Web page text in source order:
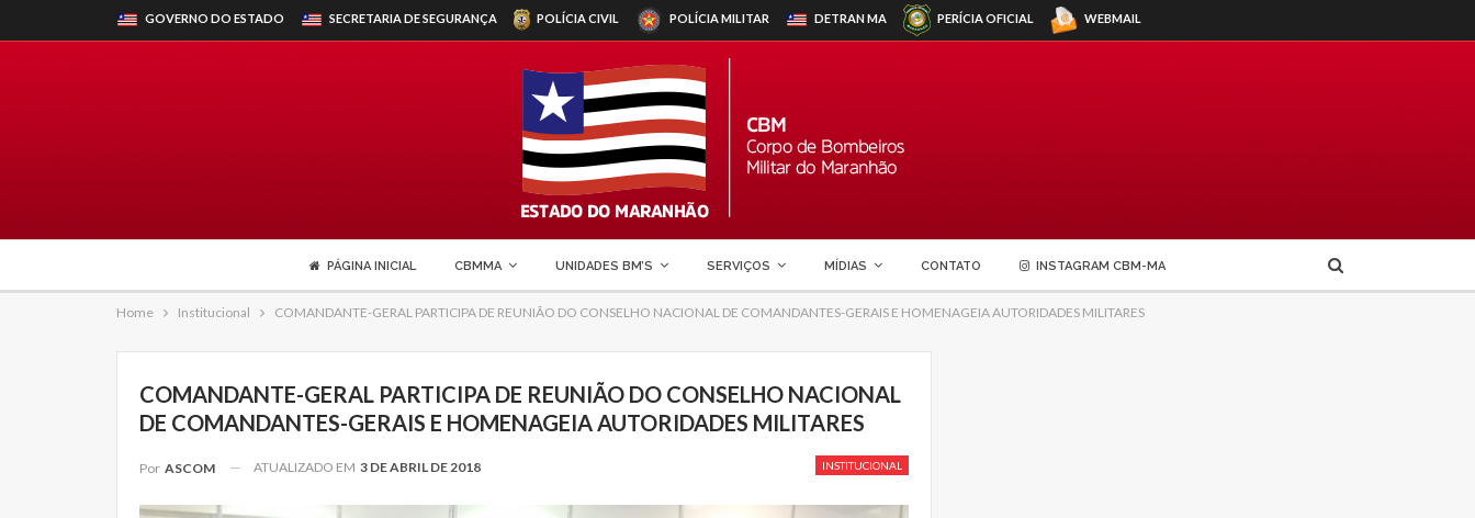
GOVERNO DO ESTADO SECRETARIA DE SEGURANÇA POLÍCIA CIVIL POLÍCIA MILITAR DETRANMA PERÍCIA OFICIAL WEBMAIL
PÁGINA INICIAL CBMMA UNIDADES BM’S SERVIÇOS MÍDIAS CONTATO INSTAGRAM CBM-MA
Home Institucional COMANDANTE-GERAL PARTICIPA DE REUNIÃO DO CONSELHO NACIONAL DE COMANDANTES-GERAIS E HOMENAGEIA AUTORIDADES MILITARES
COMANDANTE-GERAL PARTICIPA DE REUNIÃO DO CONSELHO NACIONAL
DE COMANDANTES-GERAIS E HOMENAGEIA AUTORIDADES MILITARES
INSTITUCIONAL
Por ASCOM ATUALIZADO EM 3 DE ABRIL DE 2018